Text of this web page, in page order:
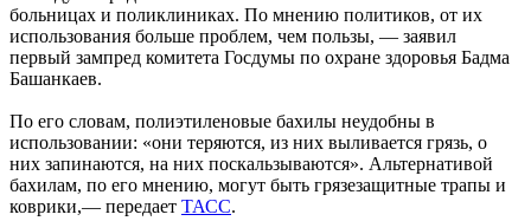
больницах и поликлиниках. По мнению политиков, от их
использования больше проблем, чем пользы, — заявил
первый зампред комитета Госдумы по охране здоровья Бадма
Башанкаев.
По его словам, полиэтиленовые бахилы неудобны в
использовании: «они теряются, из них выливается грязь, о
них запинаются, на них поскальзываются». Альтернативой
бахилам, по его мнению, могут быть грязезащитные трапы и
коврики,— передает ТАСС.